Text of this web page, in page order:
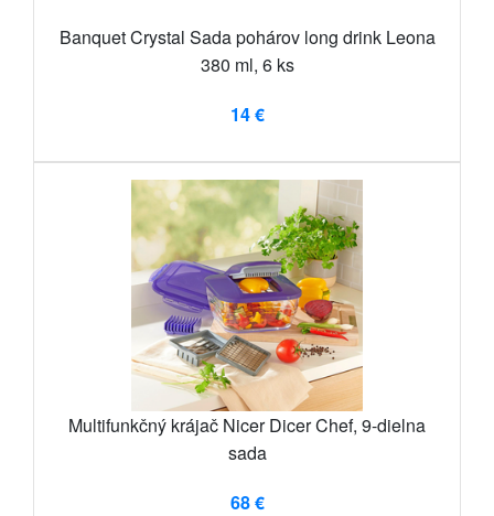
Banquet Crystal Sada pohárov long drink Leona
380 ml, 6 ks
14 €
Multifunkčný krájač Nicer Dicer Chef, 9-dielna
sada
68 €